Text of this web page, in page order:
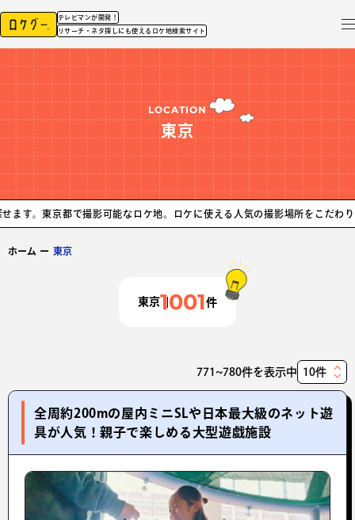
テレビマンが開発！
リサーチ・ネタ探しにも使えるロケ地検索サイト
LOCATION
東京
都で撮影可能なロケ地。ロケに使える人気の撮影場所をこだわりから探せま
ホーム ー 東京
東京1001件
771~780件を表示中
表
件
全周約200mの屋内ミニSLや日本最大級のネット遊
具が人気！親子で楽しめる大型遊戯施設